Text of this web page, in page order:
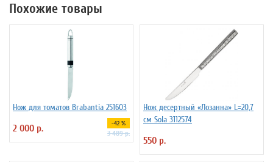
Похожие товары
Нож для томатов Brabantia 251603
2 000 р. -42 %
3 489 р.
Нож десертный «Лозанна» L=20,7
см Sola 3112574
550 р.